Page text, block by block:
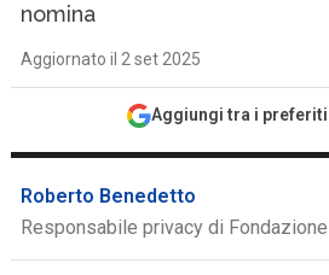
nomina
Aggiornato il 2 set 2025
Aggiungi tra i
Roberto Benedetto
Responsabile privacy di